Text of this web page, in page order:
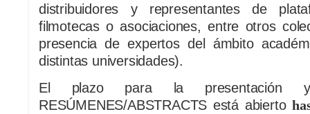
distribuidores y representantes de
filmotecas o asociaciones, entre otros
presencia de expertos del ámbito
distintas universidades).
El plazo para la presentación
RESÚMENES/ABSTRACTS está abierto